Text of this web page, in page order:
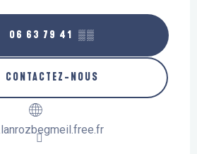
06 63 79 41 ▒▒
CONTACTEZ-NOUS